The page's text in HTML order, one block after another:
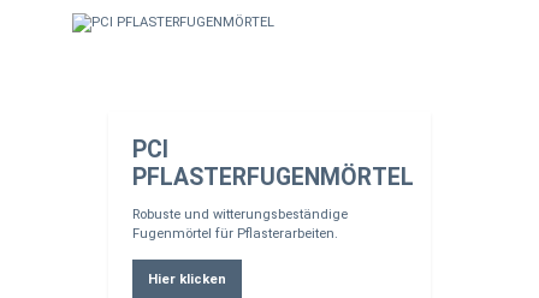
PCI
PFLASTERFUGENMÖRTEL
Robuste und witterungsbeständige
Fugenmörtel für Pflasterarbeiten.
Hier klicken